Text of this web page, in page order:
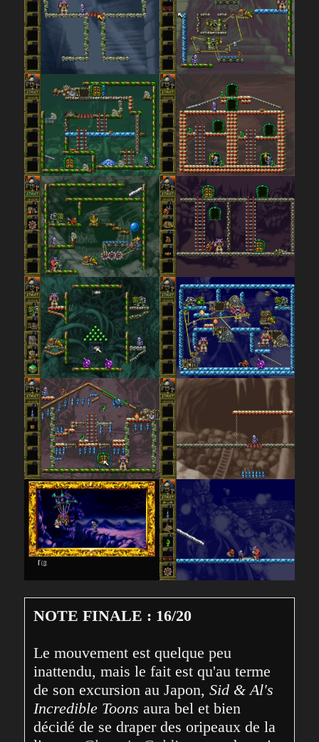
NOTE FINALE : 16/20
Le mouvement est quelque peu
inattendu, mais le fait est qu'au terme
de son excursion au Japon, Sid & Al's
Incredible Toons aura bel et bien
décidé de se draper des oripeaux de la